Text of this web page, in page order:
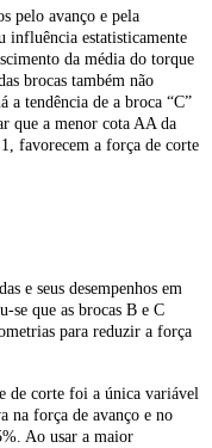
pelo avanço e pela
influência estatisticamente
da média do torque
brocas também não
tendência de a broca “C”
que a menor cota AA da
favorecem a força de corte
e seus desempenhos em
se que as brocas B e C
para reduzir a força
de corte foi a única variável
na força de avanço e no
Ao usar a maior